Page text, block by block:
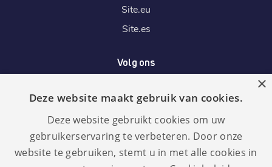
Site.eu
Site.es
Volg ons
Wij accepteren
×
Deze website maakt gebruik van cookies.
Deze website gebruikt cookies om uw
gebruikerservaring te verbeteren. Door onze
website te gebruiken, stemt u in met alle cookies in